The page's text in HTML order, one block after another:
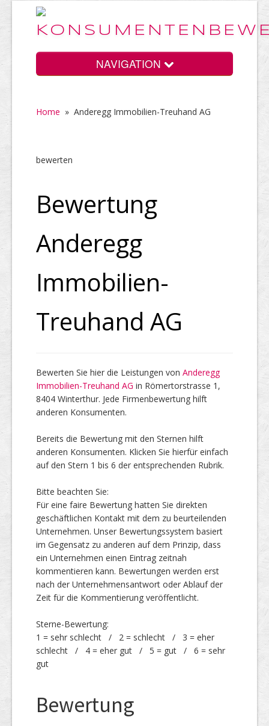
NAVIGATION
Home
Vorteile
Preise
Home » Anderegg Immobilien-Treuhand AG
bewerten
Bewertung
Anderegg
Immobilien-
Treuhand AG
Bewerten Sie hier die Leistungen von Anderegg
Immobilien-Treuhand AG in Römertorstrasse 1,
8404 Winterthur. Jede Firmenbewertung hilft
anderen Konsumenten.
Bereits die Bewertung mit den Sternen hilft
anderen Konsumenten. Klicken Sie hierfür einfach
auf den Stern 1 bis 6 der entsprechenden Rubrik.
Bitte beachten Sie:
Für eine faire Bewertung hatten Sie direkten
geschäftlichen Kontakt mit dem zu beurteilenden
Unternehmen. Unser Bewertungssystem basiert
im Gegensatz zu anderen auf dem Prinzip, dass
ein Unternehmen einen Eintrag zeitnah
kommentieren kann. Bewertungen werden erst
nach der Unternehmensantwort oder Ablauf der
Zeit für die Kommentierung veröffentlicht.
Sterne-Bewertung:
1 = sehr schlecht / 2 = schlecht / 3 = eher
schlecht / 4 = eher gut / 5 = gut / 6 = sehr
gut
Bewertung